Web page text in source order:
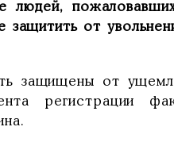
людей,
защитить от
защищены от
регистрации